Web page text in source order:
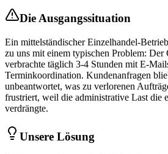
Die Ausgangssituation
Ein mittelständischerEinzelhandel-
zu uns mit einem typischen Problem: Der
verbrachte täglich 3-4 Stunden mit E-
Terminkoordination. Kundenanfragen
unbeantwortet, was zu verlorenen
frustriert, weil die administrative Last die
verdrängte.
Unsere Lösung